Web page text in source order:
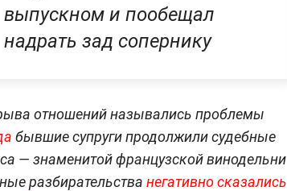
выпускном и пообещал
надрать зад сопернику
отношений назывались проблемы
бывшие супруги продолжили судебные
— знаменитой французской винодельни
разбирательства негативно сказались